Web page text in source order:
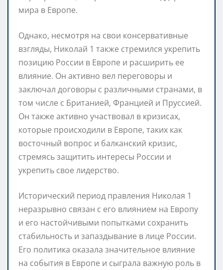
мира в Европе.
Однако, несмотря на свои консервативные
взгляды, Николай 1 также стремился укрепить
позицию России в Европе и расширить ее
влияние. Он активно вел переговоры и
заключал договоры с различными странами, в
том числе с Британией, Францией и Пруссией.
Он также активно участвовал в кризисах,
которые происходили в Европе, таких как
восточный вопрос и балканский кризис,
стремясь защитить интересы России и
укрепить свое лидерство.
Исторический период правления Николая 1
неразрывно связан с его влиянием на Европу
и его настойчивыми попытками сохранить
стабильность и запаздывание в лице России.
Его политика оказала значительное влияние
на события в Европе и сыграла важную роль в